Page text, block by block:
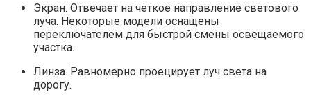
Экран. Отвечает на четкое направление светового
луча. Некоторые модели оснащены
переключателем для быстрой смены освещаемого
участка.
Линза. Равномерно проецирует луч света на
дорогу.